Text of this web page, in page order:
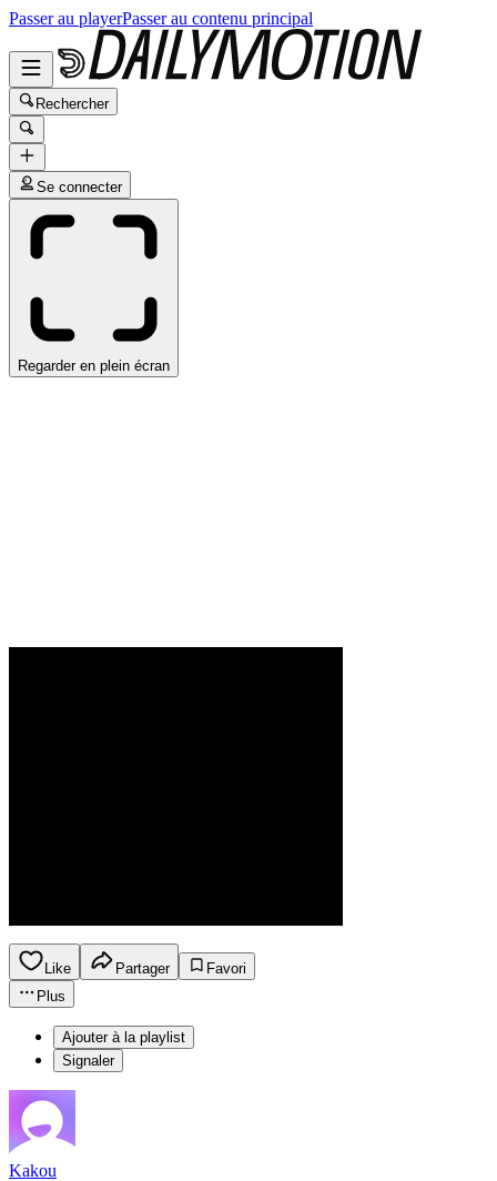
Passer au playerPasser au contenu principal
Rechercher
Se connecter
Regarder en plein écran
Like Partager
Favori
Plus
Ajouter à la playlist
Signaler
Kakou